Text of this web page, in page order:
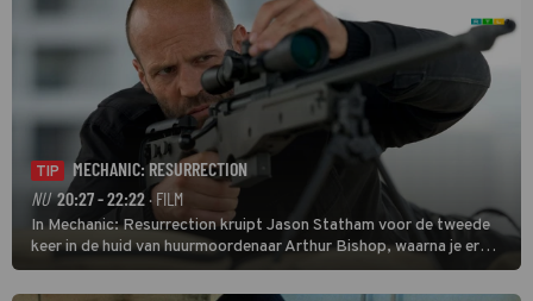
TIP
MECHANIC: RESURRECTION
NU 20:27 - 22:22· FILM
In Mechanic: Resurrection kruipt Jason Statham voor de tweede
keer in de huid van huurmoordenaar Arthur Bishop, waarna je er
donder op kunt zeggen dat er van Bishops geplande pensioen niet
veel terechtkomt.